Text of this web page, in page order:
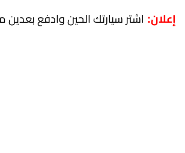
إعلان: اشتر سيارتك الحين وادفع بعدين